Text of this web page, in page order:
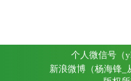
个人微信号（
新浪微博（杨海锋_